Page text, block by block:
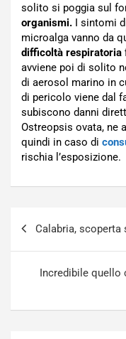
solito si poggia sul
organismi. I sintomi
microalga vanno da
difficoltà respiratoria
avviene poi di solito
di aerosol marino in
di pericolo viene dal
subiscono danni
Ostreopsis ovata, ne
quindi in caso di
rischia l’esposizione.
Calabria, scoperta
Incredibile quello